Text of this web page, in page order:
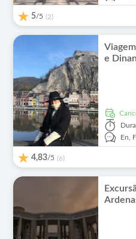
5/5 (2)
e
En,
4,83/5 (6)